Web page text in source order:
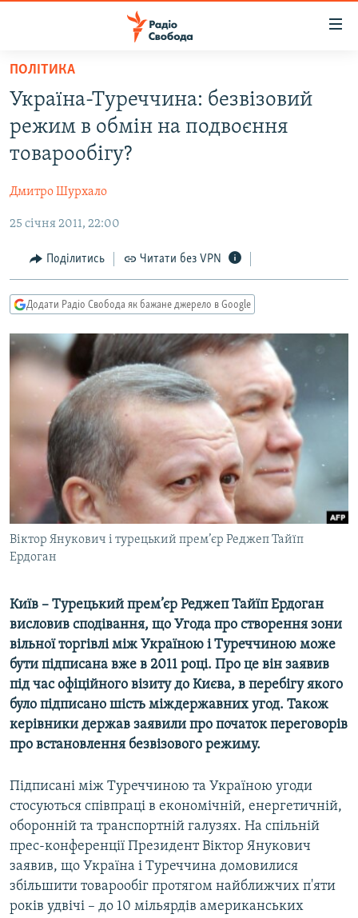
Перейти
основного
матеріалу
Перейти
до
основної
навігації
Перейти
пошуку
ВСЕ ЗА ДОБУ
СТАТТІ
ЕКОНОМІКА
СУСПІЛЬСТВО
КУЛЬТУРА
УКРАЇНА
СВІТ
РОСІЙСЬКА «ФІЛЬТРАЦІЯ»
ДОНБАС.РЕАЛІЇ
КРИМ.РЕАЛІЇ
СХЕМИ
КИТАЙ.ВИКЛИКИ
МУЛЬТИМЕДІА
ФОТО
СПЕЦПРОЄКТИ
ПОДКАСТИ
КРИМ РЕАЛІЇ
РУС
УКР
ДОЛУЧАЙСЯ!
Усі сайти RFE/RL
ПОЛІТИКА
Україна-Туреччина: безвізовий
режим в обмін на подвоєння
товарообігу?
Дмитро Шурхало
25 січня 2011, 22:00
Поділитись Читати без VPN
Додати Радіо Свобода як бажане джерело в Google
Віктор Янукович і турецький прем’єр Реджеп Тайїп
Ердоган
Київ – Турецький прем’єр Реджеп Тайїп Ердоган
висловив сподівання, що Угода про створення зони
вільної торгівлі між Україною і Туреччиною може
бути підписана вже в 2011 році. Про це він заявив
під час офіційного візиту до Києва, в перебігу якого
було підписано шість міждержавних угод. Також
керівники держав заявили про початок переговорів
про встановлення безвізового режиму.
Підписані між Туреччиною та Україною угоди
стосуються співпраці в економічній, енергетичній,
оборонній та транспортній галузях. На спільній
прес-конференції Президент Віктор Янукович
заявив, що Україна і Туреччина домовилися
збільшити товарообіг протягом найближчих п'яти
років удвічі – до 10 мільярдів американських